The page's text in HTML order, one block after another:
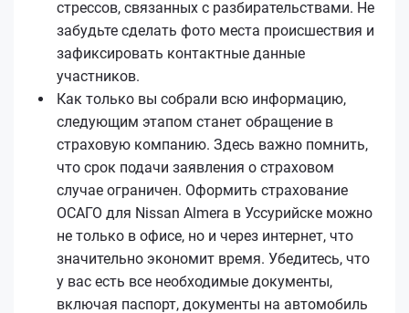
стрессов, связанных с разбирательствами. Не
забудьте сделать фото места происшествия и
зафиксировать контактные данные
участников.
Как только вы собрали всю информацию,
следующим этапом станет обращение в
страховую компанию. Здесь важно помнить,
что срок подачи заявления о страховом
случае ограничен. Оформить страхование
ОСАГО для Nissan Almera в Уссурийске можно
не только в офисе, но и через интернет, что
значительно экономит время. Убедитесь, что
у вас есть все необходимые документы,
включая паспорт, документы на автомобиль